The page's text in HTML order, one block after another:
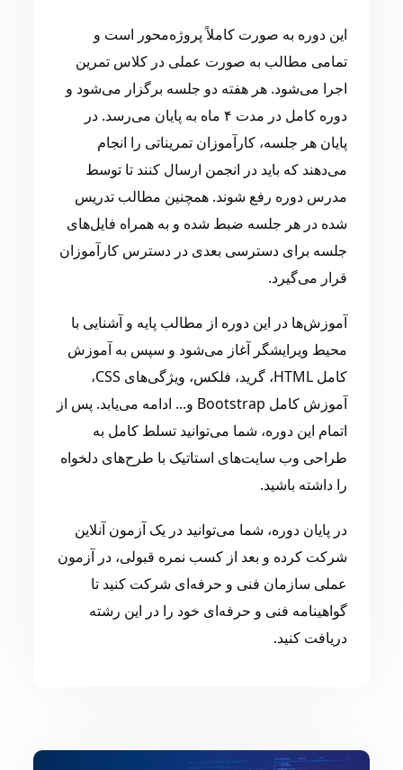
این دوره به صورت کاملاً پروژه‌محور است و
تمامی مطالب به صورت عملی در کلاس تمرین
اجرا می‌شود. هر هفته دو جلسه برگزار می‌شود و
دوره کامل در مدت ۴ ماه به پایان می‌رسد. در
پایان هر جلسه، کارآموزان تمریناتی را انجام
می‌دهند که باید در انجمن ارسال کنند تا توسط
مدرس دوره رفع شوند. همچنین مطالب تدریس
شده در هر جلسه ضبط شده و به همراه فایل‌های
جلسه برای دسترسی بعدی در دسترس کارآموزان
قرار می‌گیرد.
آموزش‌ها در این دوره از مطالب پایه و آشنایی با
محیط ویرایشگر آغاز می‌شود و سپس به آموزش
کامل HTML، گرید، فلکس، ویژگی‌های CSS،
آموزش کامل Bootstrap و... ادامه می‌یابد. پس از
اتمام این دوره، شما می‌توانید تسلط کامل به
طراحی وب سایت‌های استاتیک با طرح‌های دلخواه
را داشته باشید.
در پایان دوره، شما می‌توانید در یک آزمون آنلاین
شرکت کرده و بعد از کسب نمره قبولی، در آزمون
عملی سازمان فنی و حرفه‌ای شرکت کنید تا
گواهینامه فنی و حرفه‌ای خود را در این رشته
دریافت کنید.